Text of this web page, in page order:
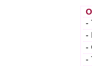
-
-
-
-